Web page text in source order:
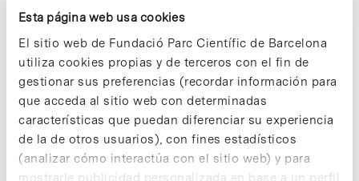
Esta página web usa cookies
El sitio web de Fundació Parc Científic de Barcelona
utiliza cookies propias y de terceros con el fin de
gestionar sus preferencias (recordar información para
que acceda al sitio web con determinadas
características que puedan diferenciar su experiencia
de la de otros usuarios), con fines estadísticos
(analizar cómo interactúa con el sitio web) y para
mostrarle publicidad personalizada en base a un perfil
mediados de 2009, el portal ha recibido más de
150.000 visitas, y ha contado con la participación
de centros educativos de más de 100 países de
todo el mundo.
«Nanoyou» es una de las múltiples iniciativas
promovidas por el programa de difusión de la
ciencia «Investigación en Sociedad» del Parc
Científic Barcelona, que organiza más de 120
actividades presenciales gratuitas en que
participan cerca de 6.000 personas anualmente.